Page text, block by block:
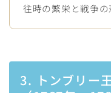
往時の繁栄と戦争の
3. トンブリー